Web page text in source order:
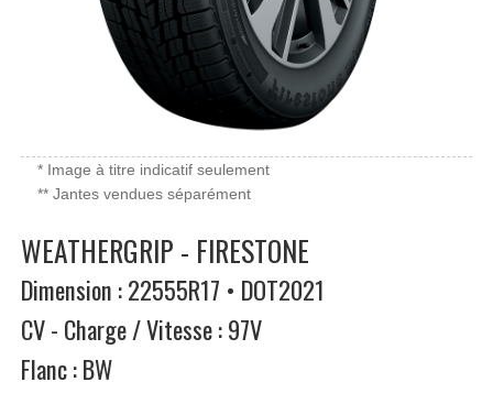
* Image à titre indicatif seulement
** Jantes vendues séparément
WEATHERGRIP - FIRESTONE
Dimension : 22555R17 • DOT2021
CV - Charge / Vitesse : 97V
Flanc : BW